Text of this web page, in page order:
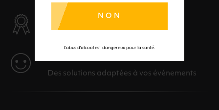
NON
L’abus d’alcool est dangereux pour la santé.
SÉLECTION & QUALITÉ
Des produits sélectionnés avec soins
SERVICE
Des solutions adaptées à vos événements